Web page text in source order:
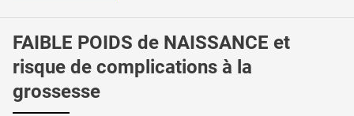
FAIBLE POIDS de NAISSANCE et
risque de complications à la
grossesse